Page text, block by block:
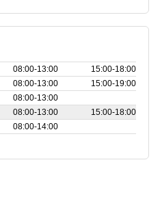
08:00‑13:00
15:00‑18:00
08:00‑13:00
15:00‑19:00
08:00‑13:00
08:00‑13:00
15:00‑18:00
08:00‑14:00